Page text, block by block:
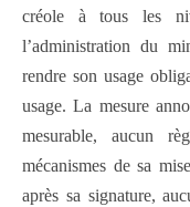
créole à tous les
l’administration du
rendre son usage
usage. La mesure
mesurable, aucun
mécanismes de sa
après sa signature,